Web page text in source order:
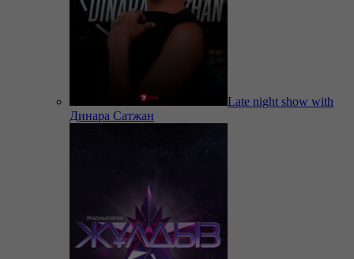
Late night show with
Динара Сатжан